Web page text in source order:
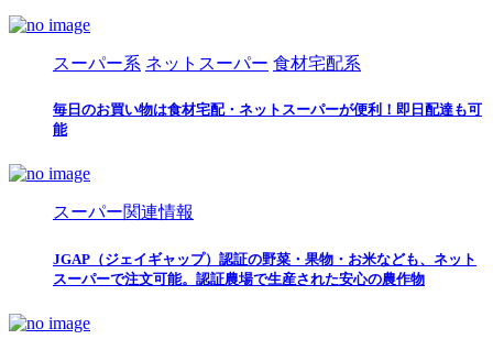
スーパー系 ネットスーパー 食材宅配系
毎日のお買い物は食材宅配・ネットスーパーが便利！即日配達も可
能
スーパー関連情報
JGAP（ジェイギャップ）認証の野菜・果物・お米なども、ネット
スーパーで注文可能。認証農場で生産された安心の農作物